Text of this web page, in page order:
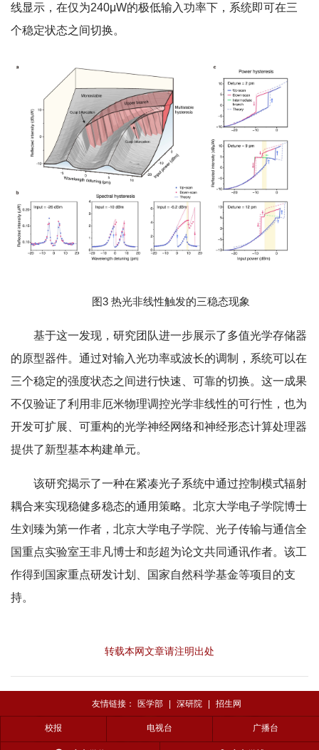
线显示，在仅为240μW的极低输入功率下，系统即可在三
个稳定状态之间切换。
图3 热光非线性触发的三稳态现象
基于这一发现，研究团队进一步展示了多值光学存储器
的原型器件。通过对输入光功率或波长的调制，系统可以在
三个稳定的强度状态之间进行快速、可靠的切换。这一成果
不仅验证了利用非厄米物理调控光学非线性的可行性，也为
开发可扩展、可重构的光学神经网络和神经形态计算处理器
提供了新型基本构建单元。
该研究揭示了一种在紧凑光子系统中通过控制模式辐射
耦合来实现稳健多稳态的通用策略。北京大学电子学院博士
生刘臻为第一作者，北京大学电子学院、光子传输与通信全
国重点实验室王非凡博士和彭超为论文共同通讯作者。该工
作得到国家重点研发计划、国家自然科学基金等项目的支
持。
转载本网文章请注明出处
友情链接： 医学部 | 深研院 | 招生网
校报 电视台 广播台